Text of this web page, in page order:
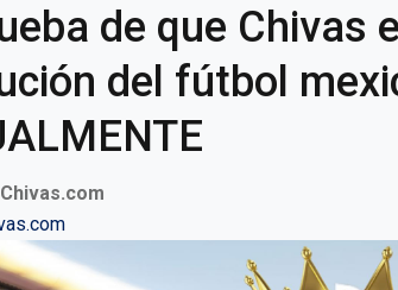
de que Chivas
del fútbol